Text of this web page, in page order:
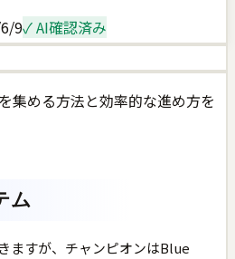
9✓ AI確認済み
集める方法と効率的な進め方を
ム
ますが、チャンピオンはBlue